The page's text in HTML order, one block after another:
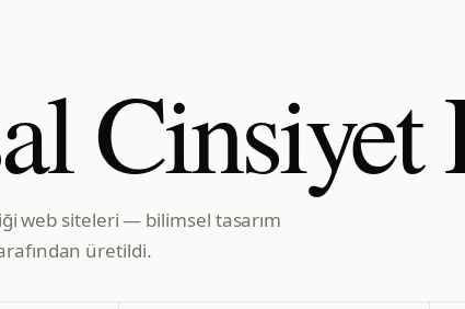
web siteleri — bilimsel tasarım
üretildi.